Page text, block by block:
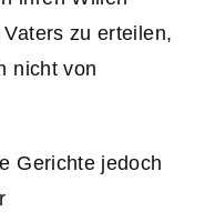
zu erteilen,
nicht von
Gerichte jedoch